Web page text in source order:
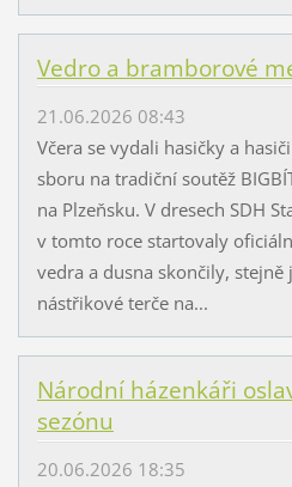
Vedro a bramborové
21.06.2026 08:43
Včera se vydali hasičky a
sboru na tradiční soutěž
na Plzeňsku. V dresech SDH
v tomto roce startovaly
vedra a dusna skončily,
nástřikové terče na...
Národní házenkáři
sezónu
20.06.2026 18:35